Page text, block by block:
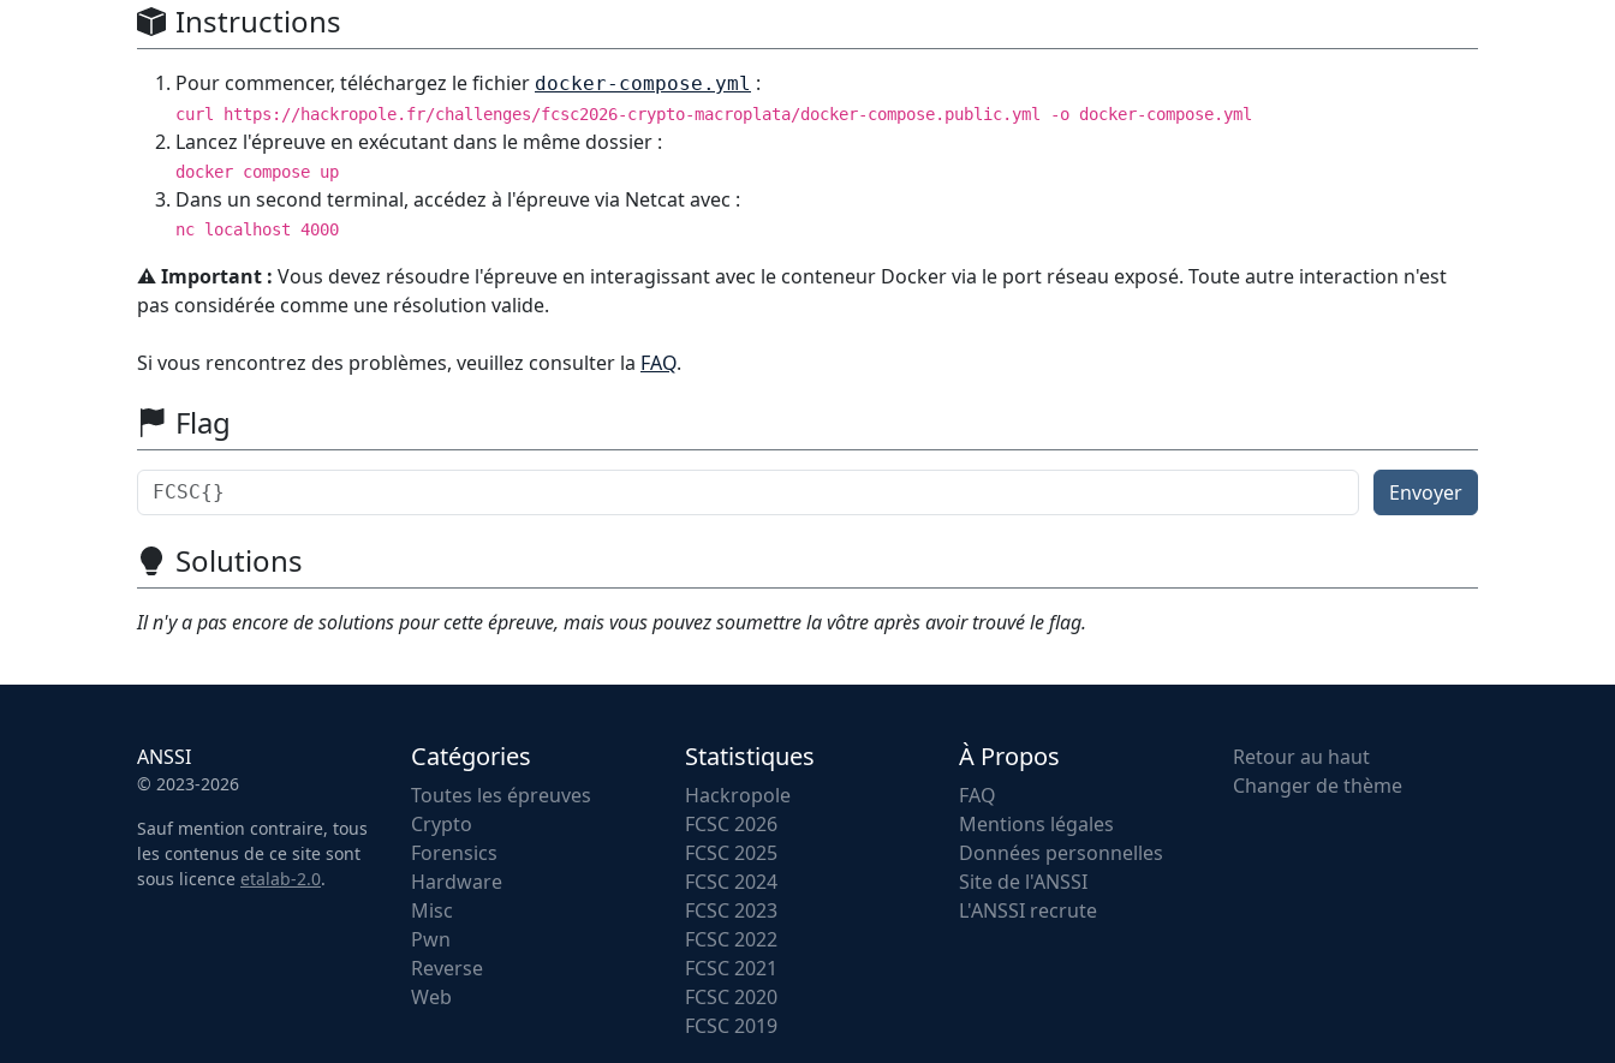
Instructions
Pour commencer, téléchargez le fichier docker-compose.yml :
curl https://hackropole.fr/challenges/fcsc2026-crypto-macroplata/docker-compose.public.yml -o docker-compose.yml
Lancez l'épreuve en exécutant dans le même dossier :
docker compose up
Dans un second terminal, accédez à l'épreuve via Netcat avec :
nc localhost 4000
⚠️ Important : Vous devez résoudre l'épreuve en interagissant avec le conteneur Docker via le port réseau exposé. Toute autre interaction n'est
pas considérée comme une résolution valide.
Si vous rencontrez des problèmes, veuillez consulter la FAQ.
Flag
Envoyer
Solutions
Il n'y a pas encore de solutions pour cette épreuve, mais vous pouvez soumettre la vôtre après avoir trouvé le flag.
ANSSI
© 2023-2026
Sauf mention contraire, tous
les contenus de ce site sont
sous licence etalab-2.0.
Catégories
Toutes les épreuves
Crypto
Forensics
Hardware
Misc
Pwn
Reverse
Web
Statistiques
Hackropole
FCSC 2026
FCSC 2025
FCSC 2024
FCSC 2023
FCSC 2022
FCSC 2021
FCSC 2020
FCSC 2019
À Propos
FAQ
Mentions légales
Données personnelles
Site de l'ANSSI
L'ANSSI recrute
Retour au haut
Changer de thème